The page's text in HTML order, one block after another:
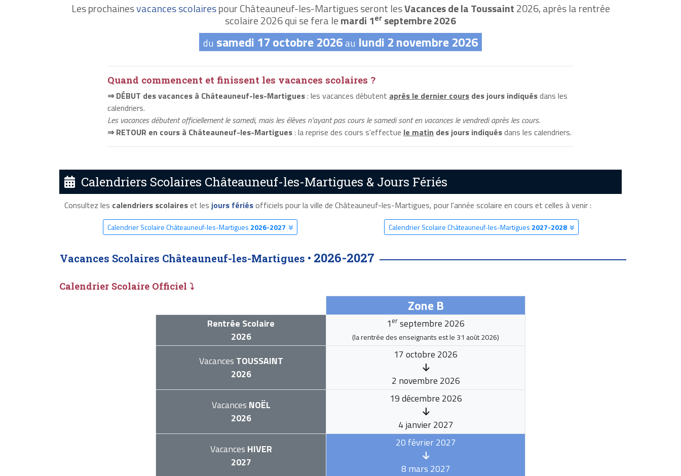
Les prochainesvacances scolairespour Châteauneuf-les-Martigues seront lesVacances de la Toussaint2026, après la rentrée
scolaire 2026 qui se fera lemardi 1er septembre 2026
du samedi 17 octobre 2026au lundi 2 novembre 2026
Quand commencent et finissent les vacances scolaires ?
⇒ DÉBUT des vacances à Châteauneuf-les-Martigues: les vacances débutent après le dernier cours des jours indiquésdans les
calendriers.
Les vacances débutent officiellement le samedi, mais les élèves n'ayant pas cours le samedi sont en vacances le vendredi après les cours.
⇒ RETOUR en cours à Châteauneuf-les-Martigues: la reprise des cours s'effectue le matin des jours indiquésdans les calendriers.
Calendriers Scolaires Châteauneuf-les-Martigues & Jours Fériés
Consultez les calendriers scolaireset les jours fériésofficiels pour la ville de Châteauneuf-les-Martigues, pour l'année scolaire en cours et celles à venir :
Calendrier Scolaire Châteauneuf-les-Martigues 2026-2027 Calendrier Scolaire Châteauneuf-les-Martigues 2027-2028
Vacances Scolaires Châteauneuf-les-Martigues • 2026-2027
Calendrier Scolaire Officiel ⤵
Zone B
Rentrée Scolaire
2026
1 er septembre 2026
(la rentrée des enseignants est le 31 août 2026)
Vacances TOUSSAINT
2026
17 octobre 2026
2 novembre 2026
Vacances NOËL
2026
19 décembre 2026
4 janvier 2027
Vacances HIVER
2027
20 février 2027
8 mars 2027